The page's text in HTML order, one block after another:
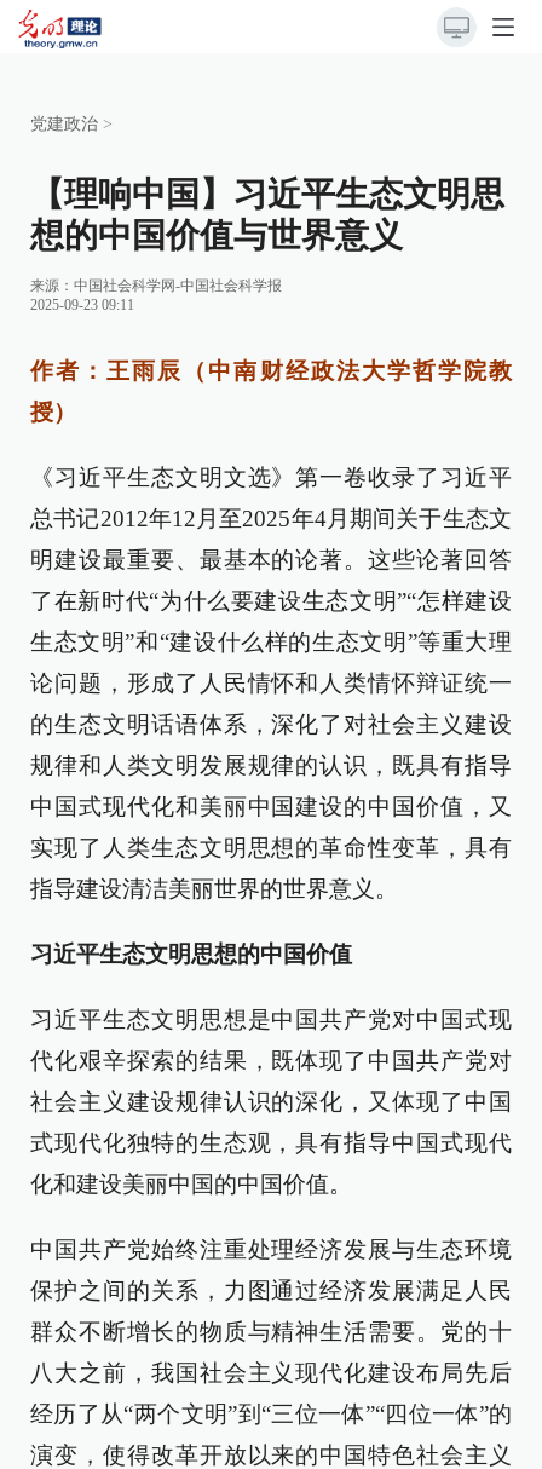
党建政治 >
【理响中国】习近平生态文明思
想的中国价值与世界意义
来源： 中国社会科学网-中国社会科学报
2025-09-23 09:11
作者：王雨辰（中南财经政法大学哲学院教
授）
《习近平生态文明文选》第一卷收录了习近平
总书记2012年12月至2025年4月期间关于生态文
明建设最重要、最基本的论著。这些论著回答
了在新时代“为什么要建设生态文明”“怎样建设
生态文明”和“建设什么样的生态文明”等重大理
论问题，形成了人民情怀和人类情怀辩证统一
的生态文明话语体系，深化了对社会主义建设
规律和人类文明发展规律的认识，既具有指导
中国式现代化和美丽中国建设的中国价值，又
实现了人类生态文明思想的革命性变革，具有
指导建设清洁美丽世界的世界意义。
习近平生态文明思想的中国价值
习近平生态文明思想是中国共产党对中国式现
代化艰辛探索的结果，既体现了中国共产党对
社会主义建设规律认识的深化，又体现了中国
式现代化独特的生态观，具有指导中国式现代
化和建设美丽中国的中国价值。
中国共产党始终注重处理经济发展与生态环境
保护之间的关系，力图通过经济发展满足人民
群众不断增长的物质与精神生活需要。党的十
八大之前，我国社会主义现代化建设布局先后
经历了从“两个文明”到“三位一体”“四位一体”的
演变，使得改革开放以来的中国特色社会主义